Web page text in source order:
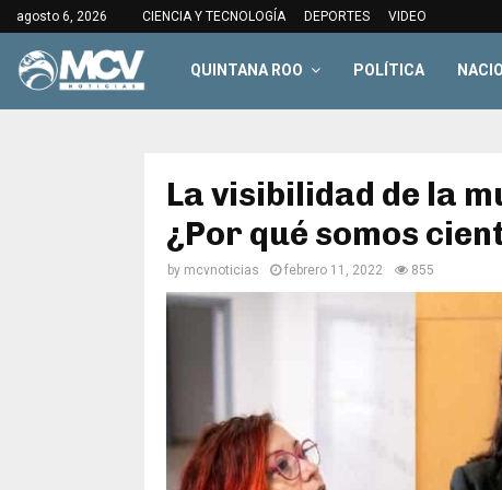
agosto 6, 2026 CIENCIA Y TECNOLOGÍA DEPORTES VIDEO
QUINTANA ROO POLÍTICA
La visibilidad de la
¿Por qué somos
by mcvnoticias febrero 11, 2022 855